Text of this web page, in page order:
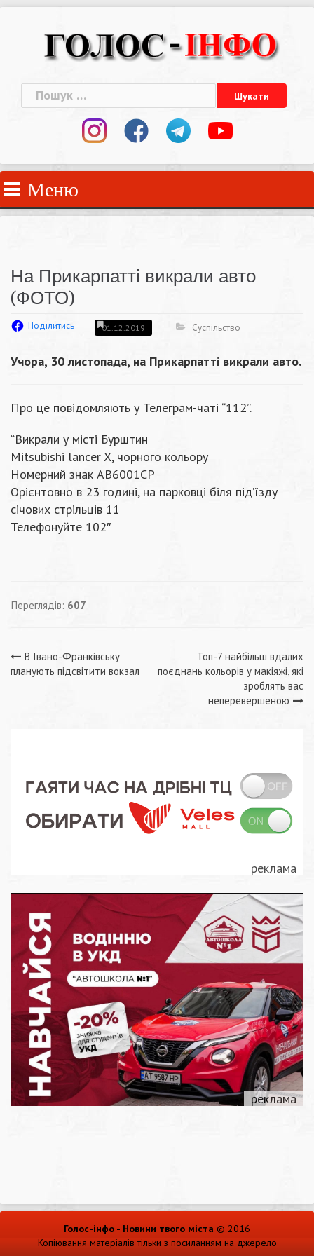
Пошук:
Меню
На Прикарпатті викрали авто
(ФОТО)
Поділитись 01.12.2019 Суспільство
Учора, 30 листопада, на Прикарпатті викрали авто.
Про це повідомляють у Телеграм-чаті “112”.
“Викрали у місті Бурштин
Mitsubishi lancer X, чорного кольору
Номерний знак АВ6001СР
Орієнтовно в 23 годині, на парковці біля під’їзду
січових стрільців 11
Телефонуйте 102″
Переглядів: 607
Навігація
В Івано-Франківську
планують підсвітити вокзал
Топ-7 найбільш вдалих
поєднань кольорів у макіяжі, які
зроблять вас
неперевершеною
Голос-інфо - Новини твого міста © 2016
Копіювання матеріалів тільки з посиланням на джерело